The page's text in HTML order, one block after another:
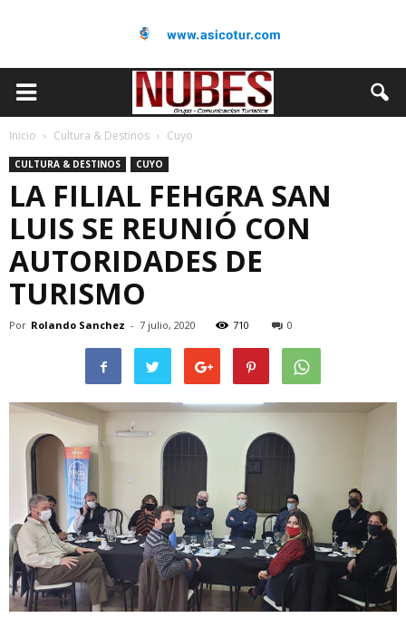
Inicio Cultura & Destinos Cuyo
CULTURA & DESTINOS CUYO
LA FILIAL FEHGRA SAN
LUIS SE REUNIÓ CON
AUTORIDADES DE
TURISMO
Por Rolando Sanchez - 7 julio, 2020 710 0